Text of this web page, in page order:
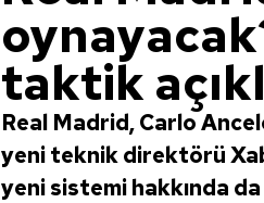
taktik
Real Madrid, Carlo
yeni teknik direktörü
yeni sistemi hakkında